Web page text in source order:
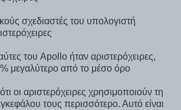
σχεδιαστές του υπολογιστή
του Apollo ήταν αριστερόχειρες,
μεγαλύτερο από το μέσο όρο
οι αριστερόχειρες χρησιμοποιούν τη
τους περισσότερο. Αυτό είναι